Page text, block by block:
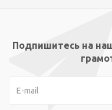
Подпишитесь на